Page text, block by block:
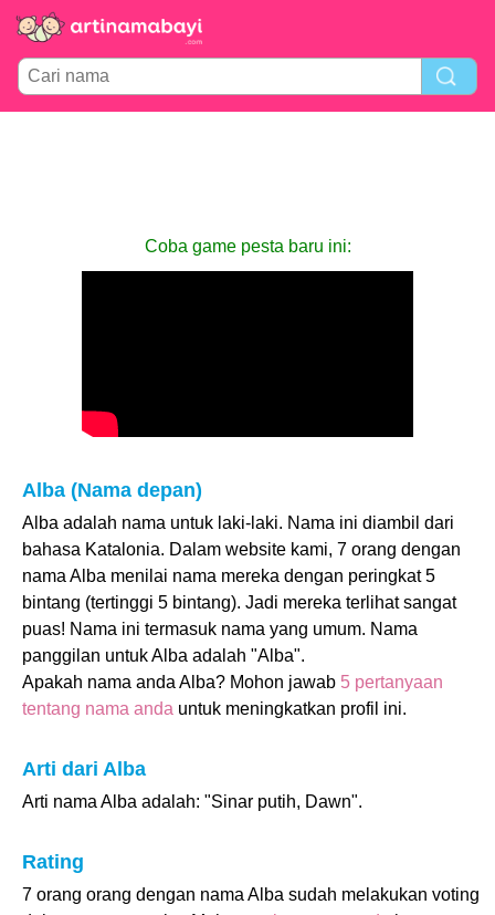
Coba game pesta baru ini:
Alba (Nama depan)
Alba adalah nama untuk laki-laki. Nama ini diambil dari
bahasa Katalonia. Dalam website kami, 7 orang dengan
nama Alba menilai nama mereka dengan peringkat 5
bintang (tertinggi 5 bintang). Jadi mereka terlihat sangat
puas! Nama ini termasuk nama yang umum. Nama
panggilan untuk Alba adalah "Alba".
Apakah nama anda Alba? Mohon jawab 5 pertanyaan
tentang nama anda untuk meningkatkan profil ini.
Arti dari Alba
Arti nama Alba adalah: "Sinar putih, Dawn".
Rating
7 orang orang dengan nama Alba sudah melakukan voting